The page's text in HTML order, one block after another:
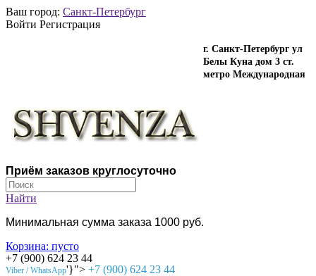
Ваш город: Санкт-Петербург
Войти Регистрация
г. Санкт-Петербург ул
Белы Куна дом 3 ст.
метро Международная
Приём заказов круглосуточно
Найти
Минимальная сумма заказа 1000 руб.
Корзина: пусто
+7 (900) 624 23 44
Viber / WhatsApp'}"> +7 (900) 624 23 44